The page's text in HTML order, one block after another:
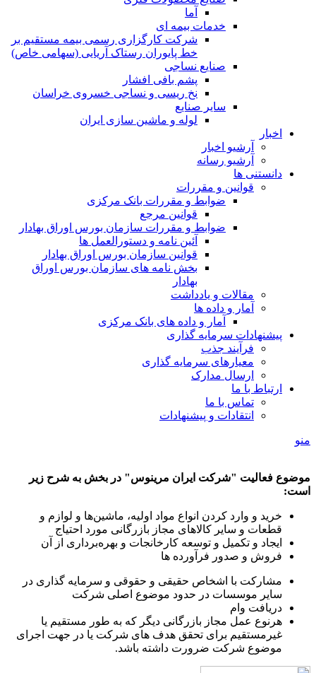
آما
خدمات بیمه ای
شرکت کارگزاری رسمی بیمه مستقیم بر
خط پایوران رستاک آریایی (سهامی خاص)
صنایع نساجی
پشم بافی افشار
نخ ریسی و نساجی خسروی خراسان
سایر صنایع
لوله و ماشین سازی ایران
اخبار
آرشیو اخبار
آرشیو رسانه
دانستنی ها
قوانین و مقررات
ضوابط و مقررات بانک مرکزی
قوانين مرجع
ضوابط و مقررات سازمان بورس اوراق بهادار
آئین نامه و دستورالعمل ها
قوانین سازمان بورس اوراق بهادار
بخش نامه های سازمان بورس اوراق
بهادار
مقالات و یادداشت
آمار و داده ها
آمار و داده های بانک مرکزی
پیشنهادات سرمایه گذاری
فرآیند جذب
معیارهای سرمایه گذاری
ارسال مدارک
ارتباط با ما
تماس با ما
انتقادات و پیشنهادات
منو
موضوع فعالیت "شرکت ایران مرینوس" در بخش به شرح زیر
است:
خرید و وارد کردن انواع مواد اولیه، ماشین‌ها و لوازم و
قطعات و سایر کالاهای مجاز بازرگانی مورد احتیاج
ایجاد و تکمیل و توسعه کارخانجات و بهره‌برداری از آن
فروش و صدور فرآورده ها
مشارکت با اشخاص حقیقی و حقوقی و سرمایه گذاری در
سایر موسسات در حدود موضوع اصلی شرکت
دریافت وام
هرنوع عمل مجاز بازرگانی دیگر که به طور مستقیم یا
غیرمستقیم برای تحقق هدف های شرکت یا در جهت اجرای
موضوع شرکت ضرورت داشته باشد.